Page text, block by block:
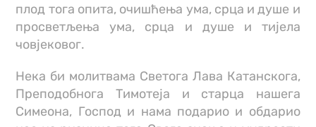
плод тога опита, очишћења ума, срца и душе и
просветљења ума, срца и душе и тијела
човјековог.
Нека би молитвама Светога Лава Катанскога,
Преподобнога Тимотеја и старца нашега
Симеона, Господ и нама подарио и обдарио